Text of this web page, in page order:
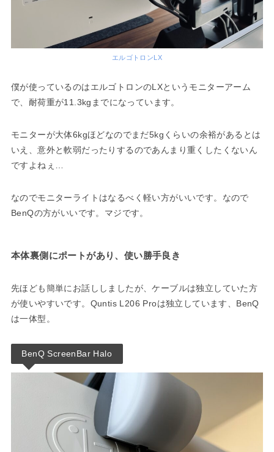
エルゴトロンLX
僕が使っているのはエルゴトロンのLXというモニターアーム
で、耐荷重が11.3kgまでになっています。
モニターが大体6kgほどなのでまだ5kgくらいの余裕があるとは
いえ、意外と軟弱だったりするのであんまり重くしたくないん
ですよねぇ…
なのでモニターライトはなるべく軽い方がいいです。なので
BenQの方がいいです。マジです。
本体裏側にポートがあり、使い勝手良き
先ほども簡単にお話ししましたが、ケーブルは独立していた方
が使いやすいです。Quntis L206 Proは独立しています、BenQ
は一体型。
BenQ ScreenBar Halo